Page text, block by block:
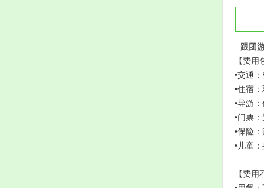
跟团
【费用
•交通
•住宿
•导游
•门票
•保险
•儿童
【费用